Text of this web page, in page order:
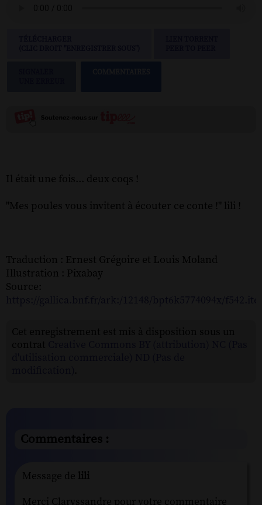
Il était une fois... deux coqs !
"Mes poules vous invitent à écouter ce conte !" lili !
Traduction : Ernest Grégoire et Louis Moland
Illustration : Pixabay
Source:
Commentaires :
Message de lili
Merci Claryssandre pour votre commentaire